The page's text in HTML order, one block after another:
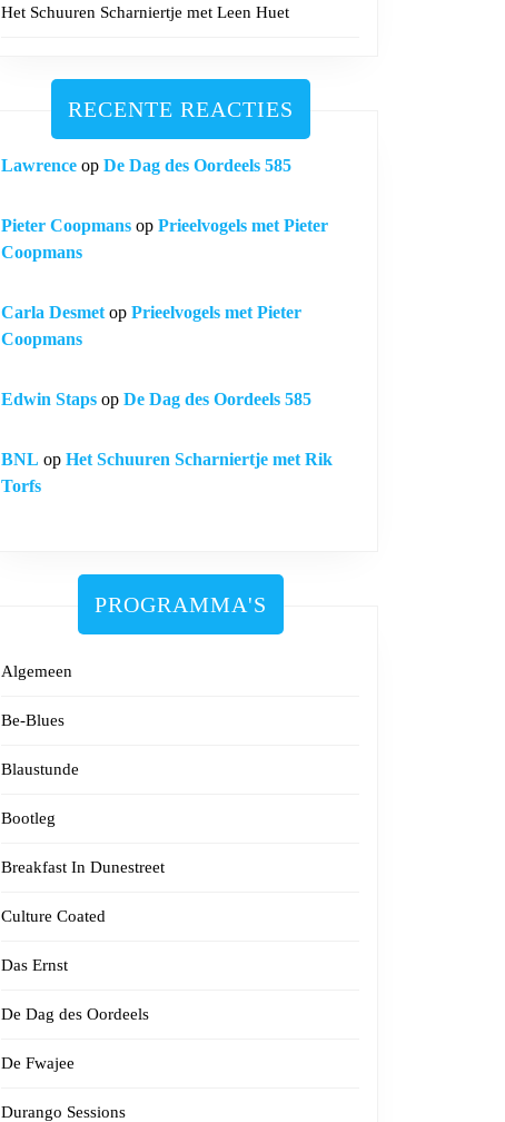
Het Schuuren Scharniertje met Leen Huet
RECENTE REACTIES
Lawrence op De Dag des Oordeels 585
Pieter Coopmans op Prieelvogels met Pieter
Coopmans
Carla Desmet op Prieelvogels met Pieter
Coopmans
Edwin Staps op De Dag des Oordeels 585
BNL op Het Schuuren Scharniertje met Rik
Torfs
PROGRAMMA'S
Algemeen
Be-Blues
Blaustunde
Bootleg
Breakfast In Dunestreet
Culture Coated
Das Ernst
De Dag des Oordeels
De Fwajee
Durango Sessions